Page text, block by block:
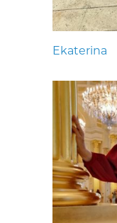
Ekaterina